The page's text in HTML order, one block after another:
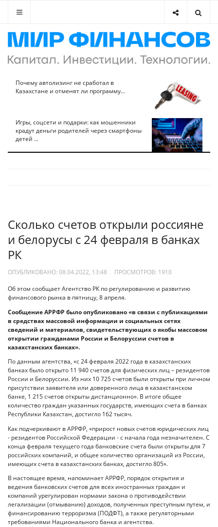
Почему автолизинг не сработал в
Казахстане и отменят ли программу...
Игры, соцсети и подарки: как мошенники
крадут деньги родителей через смартфоны
детей ...
Сколько счетов открыли россияне
и белорусы с 24 февраля в банках
РК
ОПУБЛИКОВАНО: 08.04.2022, 13:48 ПРОСМОТРОВ: 1910
Об этом сообщает Агентство РК по регулированию и развитию
финансового рынка в пятницу, 8 апреля.
Сообщение АРРФР было опубликовано «в связи с публикациями
в средствах массовой информации и социальных сетях
сведений и материалов, свидетельствующих о якобы массовом
открытии гражданами России и Белоруссии счетов в
казахстанских банках».
По данным агентства, «с 24 февраля 2022 года в казахстанских
банках было открыто 11 940 счетов для физических лиц – резидентов
России и Белоруссии. Из них 10 725 счетов были открыты при личном
присутствии заявителя или доверенного лица в казахстанском
банке, 1 215 счетов открыты дистанционно». В итоге общее
количество граждан указанных государств, имеющих счета в банках
Республики Казахстан, достигло 162 тысяч.
Как подчеркивают в АРРФР, «прирост новых счетов юридических лиц
- резидентов Российской Федерации - с начала года незначителен. С
конца февраля текущего года банковские счета были открыты для 7
российских компаний, и общее количество организаций из России,
имеющих счета в казахстанских банках, достигло 805».
В настоящее время, напоминает АРРФР, порядок открытия и
ведения банковских счетов для всех иностранных граждан и
компаний урегулирован нормами закона о противодействии
легализации (отмыванию) доходов, полученных преступным путем, и
финансированию терроризма (ПОДФТ), а также регуляторными
требованиями Национального банка и агентства.